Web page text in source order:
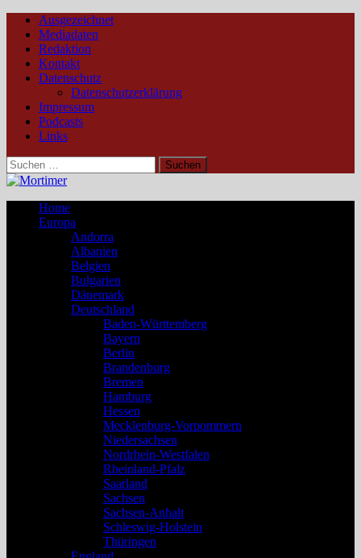
Ausgezeichnet
Mediadaten
Redaktion
Kontakt
Datenschutz
Datenschutzerklärung
Impressum
Podcasts
Links
Suchen
nach:
Home
Europa
Andorra
Albanien
Belgien
Bulgarien
Dänemark
Deutschland
Baden-Württemberg
Bayern
Berlin
Brandenburg
Bremen
Hamburg
Hessen
Mecklenburg-Vorpommern
Niedersachsen
Nordrhein-Westfalen
Rheinland-Pfalz
Saarland
Sachsen
Sachsen-Anhalt
Schleswig-Holstein
Thüringen